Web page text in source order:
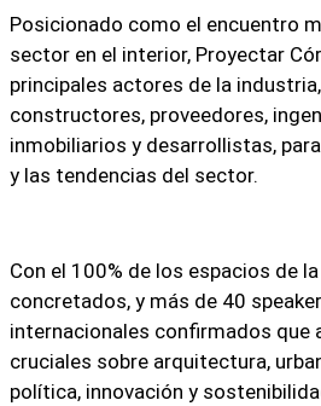
Posicionado como el encuentro
sector en el interior, Proyectar
principales actores de la industria
constructores, proveedores,
inmobiliarios y desarrollistas,
y las tendencias del sector.
Con el 100% de los espacios de
concretados, y más de 40
internacionales confirmados que
cruciales sobre arquitectura,
política, innovación y